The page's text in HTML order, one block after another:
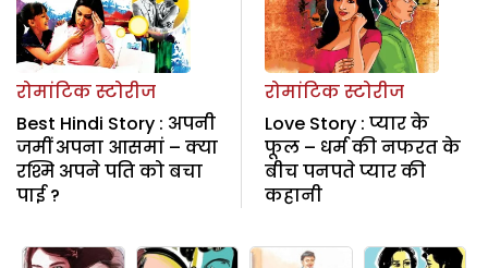
रोमांटिक स्टोरीज
Best Hindi Story : अपनी
जमीं अपना आसमां – क्या
रश्मि अपने पति को बचा
पाई ?
रोमांटिक स्टोरीज
Love Story : प्यार के
फूल – धर्म की नफरत के
बीच पनपते प्यार की
कहानी